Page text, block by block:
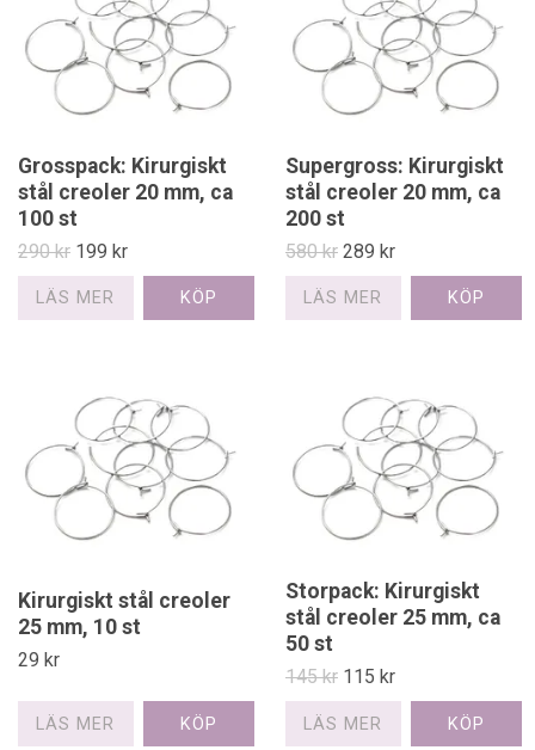
Grosspack: Kirurgiskt
stål creoler 20 mm, ca
100 st
290 kr 199 kr
LÄS MER
Supergross: Kirurgiskt
stål creoler 20 mm, ca
200 st
580 kr 289 kr
LÄS MER
Kirurgiskt stål creoler
25 mm, 10 st
29 kr
LÄS MER
Storpack: Kirurgiskt
stål creoler 25 mm, ca
50 st
145 kr 115 kr
LÄS MER